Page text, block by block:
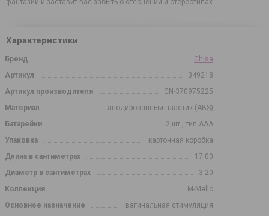
фантазии и заставит вас забыть о стеснении и стереотипах.
Характеристики
Бренд
Chisa
Артикул
349218
Артикул производителя
CN-370975225
Материал
анодированный пластик (ABS)
Батарейки
2 шт., тип AAA
Упаковка
картонная коробка
Длина в сантиметрах
17.00
Диаметр в сантиметрах
3.20
Коллекция
M-Mello
Основное назначение
вагинальная стимуляция